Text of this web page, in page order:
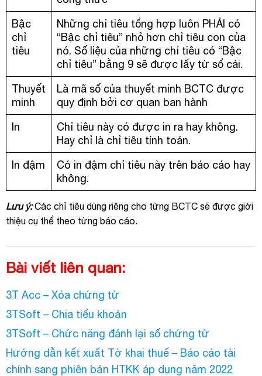
Bậc
chỉ
tiêu
Những chỉ tiêu tổng hợp luôn PHẢI có
“Bậc chỉ tiêu” nhỏ hơn chỉ tiêu con của
nó. Số liệu của những chỉ tiêu có “Bậc
chỉ tiêu” bằng 9 sẽ được lấy từ sổ cái.
Thuyết
minh
Là mã số của thuyết minh BCTC được
quy định bởi cơ quan ban hành
In
Chỉ tiêu này có được in ra hay không.
Hay chỉ là chỉ tiêu tính toán.
In đậm
Có in đậm chỉ tiêu này trên báo cáo hay
không.
Lưu ý:Các chỉ tiêu dùng riêng cho từng BCTC sẽ được giới
thiệu cụ thể theo từng báo cáo.
Bài viết liên quan:
3T Acc – Xóa chứng từ
3TSoft – Chia tiểu khoản
3TSoft – Chức năng đánh lại số chứng từ
Hướng dẫn kết xuất Tờ khai thuế – Báo cáo tài
chính sang phiên bản HTKK áp dụng năm 2022